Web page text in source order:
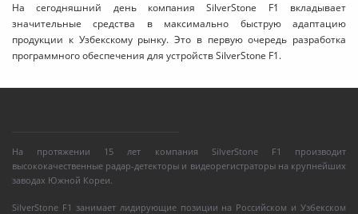
На сегодняшний день компания SilverStone F1 вкладывает
значительные средства в максимально быструю адаптацию
продукции к Узбекскому рынку. Это в первую очередь разработка
программного обеспечения для устройств SilverStone F1.
На протяжении 15 лет компания SilverStone F1 производит
высококачественные радар-детекторы и видеорегистраторы на крупнейших
заводах Южной Кореи.
SilverStone F1 занимает лидирующие позиции на Российском и Узбекском